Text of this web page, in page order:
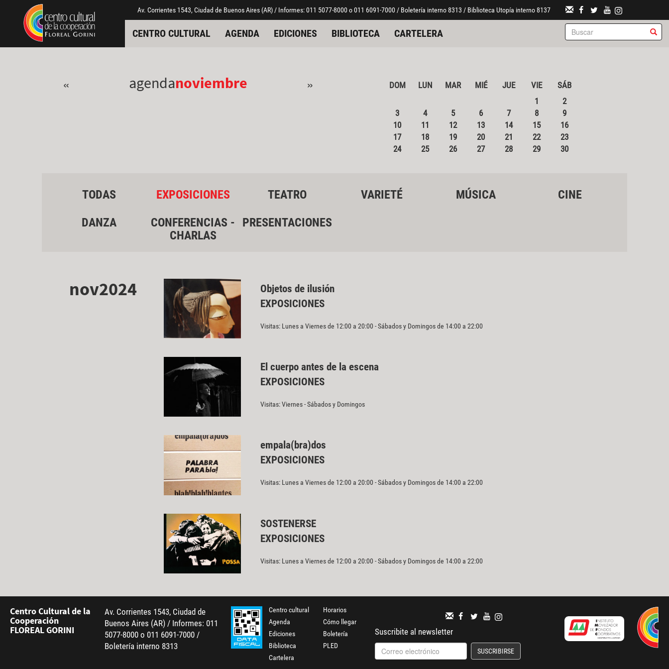
Pasar al contenido principal
Jump to main content Av. Corrientes 1543, Ciudad de Buenos Aires (AR) / Informes: 011 5077-8000 o 011 6091-7000 / Boletería interno 8313 / Biblioteca Utopía interno 8137
CENTRO CULTURAL AGENDA EDICIONES BIBLIOTECA CARTELERA
« agendanoviembre » DOM LUN MAR MIÉ JUE VIE
SÁB
1
2
3
4 5 6 7 8
9
10
11 12 13 14 15
16
17
18 19 20 21 22
23
24
25 26 27 28 29 30
TODAS EXPOSICIONES TEATRO VARIETÉ MÚSICA
CINE
DANZA
CONFERENCIAS -
CHARLAS
PRESENTACIONES
nov2024
Objetos de ilusión
EXPOSICIONES
Visitas: Lunes a Viernes de 12:00 a 20:00 - Sábados y Domingos de 14:00 a 22:00
El cuerpo antes de la escena
EXPOSICIONES
Visitas: Viernes - Sábados y Domingos
empala(bra)dos
EXPOSICIONES
Visitas: Lunes a Viernes de 12:00 a 20:00 - Sábados y Domingos de 14:00 a 22:00
SOSTENERSE
EXPOSICIONES
Visitas: Lunes a Viernes de 12:00 a 20:00 - Sábados y Domingos de 14:00 a 22:00
Centro Cultural de la
Cooperación
FLOREAL GORINI
Av. Corrientes 1543, Ciudad de
Buenos Aires (AR) / Informes: 011
5077-8000 o 011 6091-7000 /
Boletería interno 8313
Centro cultural
Agenda
Ediciones
Biblioteca
Cartelera
Horarios
Cómo llegar
Boletería
PLED
Suscribite al newsletter
SUSCRIBIRSE